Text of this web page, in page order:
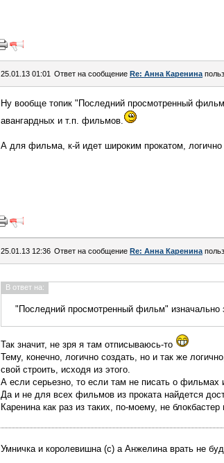
25.01.13 01:01 Ответ на сообщение Re: Анна Каренина
Ну вообще топик "Последний просмотренный
авангардных и т.п. фильмов.
А для фильма, к-й идет широким прокатом, логично
25.01.13 12:36 Ответ на сообщение Re: Анна Каренина
В ответ на:
"Последний просмотренный фильм"
Так значит, не зря я там отписываюсь-то
Тему, конечно, логично создать, но и так же
свой строить, исходя из этого.
А если серьезно, то если там не писать о фильмах
Да и не для всех фильмов из проката найдется
Каренина как раз из таких, по-моему, не
Умничка и королевишна (с) а Анжелина врать не